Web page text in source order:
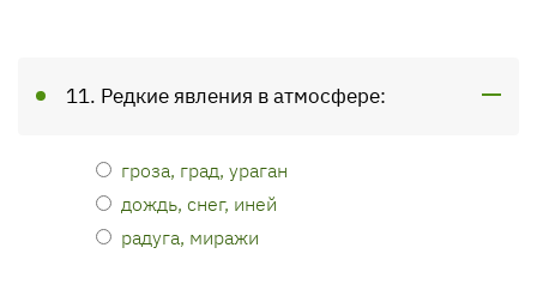
11. Редкие явления в атмосфере:
гроза, град, ураган
дождь, снег, иней
радуга, миражи